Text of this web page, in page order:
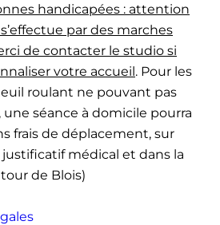
handicapées : attention
par des marches
de contacter le studio si
votre accueil. Pour les
roulant ne pouvant pas
séance à domicile pourra
frais de déplacement, sur
médical et dans la
de Blois)